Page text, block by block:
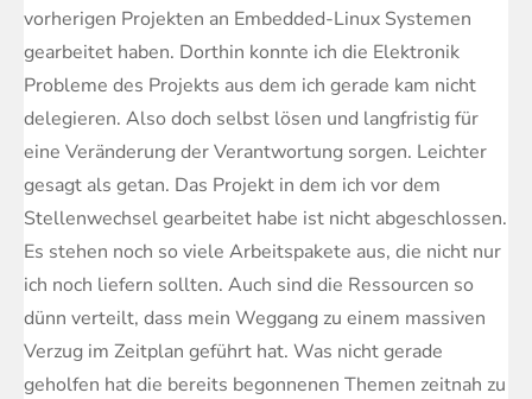
vorherigen Projekten an Embedded-Linux Systemen
gearbeitet haben. Dorthin konnte ich die Elektronik
Probleme des Projekts aus dem ich gerade kam nicht
delegieren. Also doch selbst lösen und langfristig für
eine Veränderung der Verantwortung sorgen. Leichter
gesagt als getan. Das Projekt in dem ich vor dem
Stellenwechsel gearbeitet habe ist nicht abgeschlossen.
Es stehen noch so viele Arbeitspakete aus, die nicht nur
ich noch liefern sollten. Auch sind die Ressourcen so
dünn verteilt, dass mein Weggang zu einem massiven
Verzug im Zeitplan geführt hat. Was nicht gerade
geholfen hat die bereits begonnenen Themen zeitnah zu